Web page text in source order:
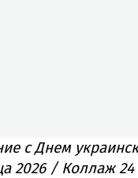
с Днем
2026 / Коллаж 24